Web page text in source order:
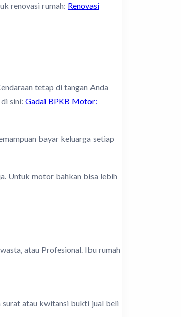
renovasi rumah: Renovasi
tetap di tangan Anda
sini: Gadai BPKB Motor:
bayar keluarga setiap
Untuk motor bahkan bisa lebih
atau Profesional. Ibu rumah
surat atau kwitansi bukti jual beli